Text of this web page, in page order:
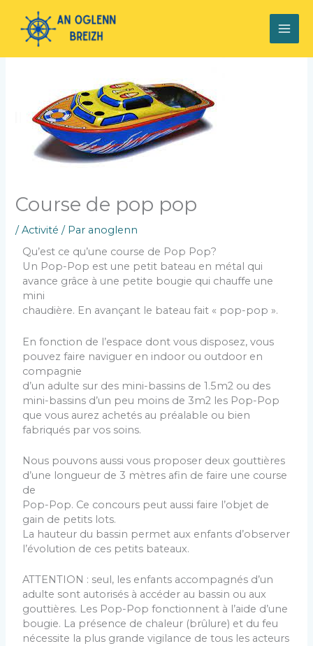
contenu
Course de pop pop
/Activité / Par anoglenn
Qu’est ce qu’une course de Pop Pop?
Un Pop-Pop est une petit bateau en métal qui
avance grâce à une petite bougie qui chauffe une
mini
chaudière. En avançant le bateau fait « pop-pop ».
En fonction de l’espace dont vous disposez, vous
pouvez faire naviguer en indoor ou outdoor en
compagnie
d’un adulte sur des mini-bassins de 1.5m2 ou des
mini-bassins d’un peu moins de 3m2 les Pop-Pop
que vous aurez achetés au préalable ou bien
fabriqués par vos soins.
Nous pouvons aussi vous proposer deux gouttières
d’une longueur de 3 mètres afin de faire une course
de
Pop-Pop. Ce concours peut aussi faire l’objet de
gain de petits lots.
La hauteur du bassin permet aux enfants d’observer
l’évolution de ces petits bateaux.
ATTENTION : seul, les enfants accompagnés d’un
adulte sont autorisés à accéder au bassin ou aux
gouttières. Les Pop-Pop fonctionnent à l’aide d’une
bougie. La présence de chaleur (brûlure) et du feu
nécessite la plus grande vigilance de tous les acteurs